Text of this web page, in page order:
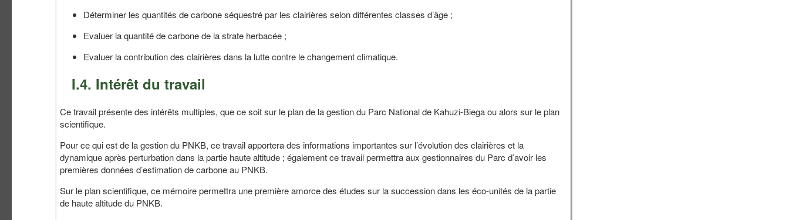
Déterminer les quantités de carbone séquestré par les clairières selon différentes classes d’âge ;
Evaluer la quantité de carbone de la strate herbacée ;
Evaluer la contribution des clairières dans la lutte contre le changement climatique.
I.4. Intérêt du travail
Ce travail présente des intérêts multiples, que ce soit sur le plan de la gestion du Parc National de Kahuzi-Biega ou alors sur le plan
scientifique.
Pour ce qui est de la gestion du PNKB, ce travail apportera des informations importantes sur l’évolution des clairières et la
dynamique après perturbation dans la partie haute altitude ; également ce travail permettra aux gestionnaires du Parc d’avoir les
premières données d’estimation de carbone au PNKB.
Sur le plan scientifique, ce mémoire permettra une première amorce des études sur la succession dans les éco-unités de la partie
de haute altitude du PNKB.